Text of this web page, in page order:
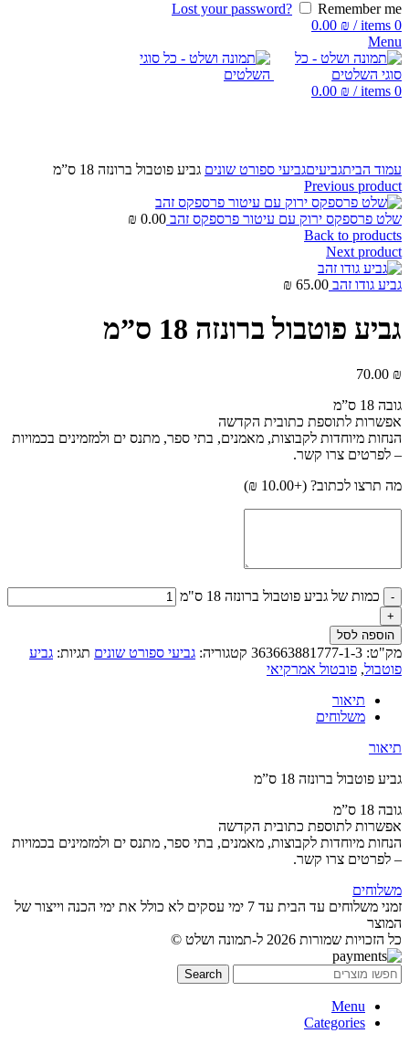
Lost your password?
Remember me
0
items
/
0.00 ₪
Menu
0
items
/
0.00 ₪
עמוד הביתגביעיםגביעי ספורט שונים גביע פוטבול ברונזה 18 ס”מ
Previous product
שלט פרספקס ירוק עם עיטור פרספקס זהב 0.00
₪
Back to products
Next product
גביע גודו זהב 65.00
₪
גביע פוטבול ברונזה 18 ס”מ
70.00 ₪
גובה 18 ס”מ
אפשרות לתוספת כתובית הקדשה
הנחות מיוחדות לקבוצות, מאמנים, בתי ספר, מתנס ים ולמזמינים בכמויות
– לפרטים צרו קשר.
מה תרצו לכתוב? (+10.00
₪
)
כמות של גביע פוטבול ברונזה 18 ס"מ
הוספה לסל
מק"ט: 363663881777-1-3 קטגוריה: גביעי ספורט שונים תגיות: גביע
פוטבול, פובטול אמרקיאי
תיאור
משלוחים
תיאור
גביע פוטבול ברונזה 18 ס”מ
גובה 18 ס”מ
אפשרות לתוספת כתובית הקדשה
הנחות מיוחדות לקבוצות, מאמנים, בתי ספר, מתנס ים ולמזמינים בכמויות
– לפרטים צרו קשר.
משלוחים
זמני משלוחים עד הבית עד 7 ימי עסקים לא כולל את ימי הכנה וייצור של
המוצר
כל הזכויות שמורות 2026 ל-תמונה ושלט ©
Search
Menu
Categories